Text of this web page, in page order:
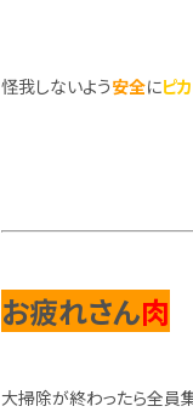
怪我しないよう安全にピ
お疲れさん肉
大掃除が終わったら全員